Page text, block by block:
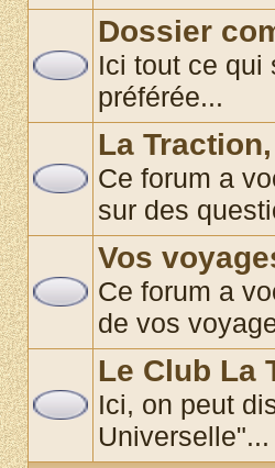
Dossier
Ici tout ce qui
préférée...
La
Ce forum a
sur des
Vos
Ce forum a
de vos
Le Club La
Ici, on peut
Universelle"...